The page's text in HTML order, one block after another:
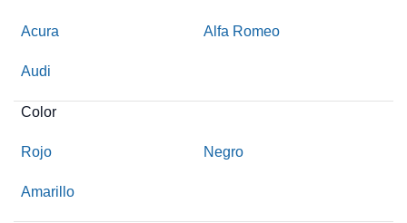
Acura Alfa Romeo
Audi
Color
Rojo Negro
Amarillo